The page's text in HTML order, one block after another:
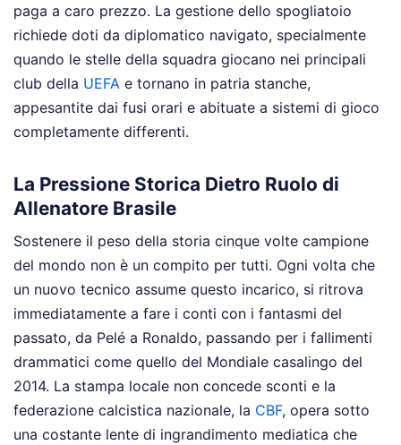
paga a caro prezzo. La gestione dello spogliatoio
richiede doti da diplomatico navigato, specialmente
quando le stelle della squadra giocano nei principali
club della UEFA e tornano in patria stanche,
appesantite dai fusi orari e abituate a sistemi di gioco
completamente differenti.
La Pressione Storica Dietro Ruolo di
Allenatore Brasile
Sostenere il peso della storia cinque volte campione
del mondo non è un compito per tutti. Ogni volta che
un nuovo tecnico assume questo incarico, si ritrova
immediatamente a fare i conti con i fantasmi del
passato, da Pelé a Ronaldo, passando per i fallimenti
drammatici come quello del Mondiale casalingo del
2014. La stampa locale non concede sconti e la
federazione calcistica nazionale, la CBF, opera sotto
una costante lente di ingrandimento mediatica che